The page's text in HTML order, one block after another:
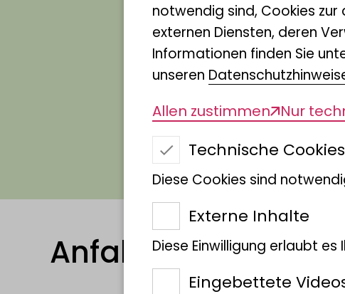
Adenauerallee 160
53113 Bonn
Telefon: +49 228 9122 0
E-Mail:
Zur Navigation
Anfahrt mit dem
notwendig sind, Cookies
externen Diensten, deren
Informationen finden Sie
unseren
Allen zustimmen Nur
Technische Cookies
Diese Cookies sind
Externe Inhalte
Diese Einwilligung erlaubt
Eingebettete